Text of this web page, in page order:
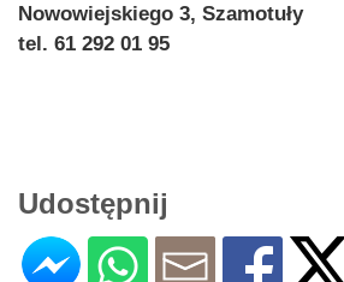
Nowowiejskiego 3, Szamotuły
tel. 61 292 01 95
Udostępnij